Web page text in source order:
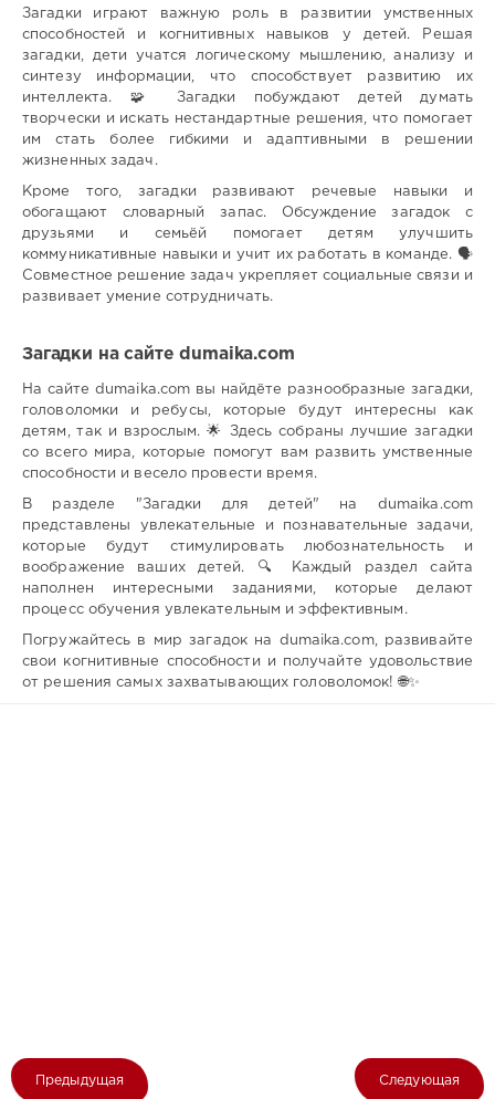
Загадки играют важную роль в развитии умственных
способностей и когнитивных навыков у детей. Решая
загадки, дети учатся логическому мышлению, анализу и
синтезу информации, что способствует развитию их
интеллекта. 🧩 Загадки побуждают детей думать
творчески и искать нестандартные решения, что помогает
им стать более гибкими и адаптивными в решении
жизненных задач.
Кроме того, загадки развивают речевые навыки и
обогащают словарный запас. Обсуждение загадок с
друзьями и семьёй помогает детям улучшить
коммуникативные навыки и учит их работать в команде. 🗣️
Совместное решение задач укрепляет социальные связи и
развивает умение сотрудничать.
Загадки на сайте dumaika.com
На сайте dumaika.com вы найдёте разнообразные загадки,
головоломки и ребусы, которые будут интересны как
детям, так и взрослым. 🌟 Здесь собраны лучшие загадки
со всего мира, которые помогут вам развить умственные
способности и весело провести время.
В разделе "Загадки для детей" на dumaika.com
представлены увлекательные и познавательные задачи,
которые будут стимулировать любознательность и
воображение ваших детей. 🔍 Каждый раздел сайта
наполнен интересными заданиями, которые делают
процесс обучения увлекательным и эффективным.
Погружайтесь в мир загадок на dumaika.com, развивайте
свои когнитивные способности и получайте удовольствие
от решения самых захватывающих головоломок! 🌐✨
Предыдущая Следующая